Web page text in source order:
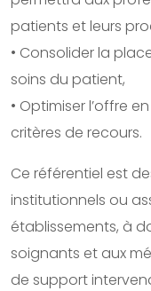
patients et leurs
• Consolider la
soins du patient,
• Optimiser l’offre
critères de recours.
Ce référentiel est
institutionnels ou
établissements, à
soignants et aux
de support